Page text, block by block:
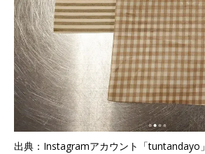
出典：Instagramアカウント「tuntandayo」